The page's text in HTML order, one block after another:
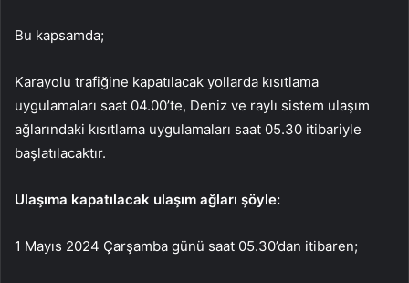
Bu kapsamda;
Karayolu trafiğine kapatılacak yollarda kısıtlama
uygulamaları saat 04.00’te, Deniz ve raylı sistem ulaşım
ağlarındaki kısıtlama uygulamaları saat 05.30 itibariyle
başlatılacaktır.
Ulaşıma kapatılacak ulaşım ağları şöyle:
1 Mayıs 2024 Çarşamba günü saat 05.30’dan itibaren;